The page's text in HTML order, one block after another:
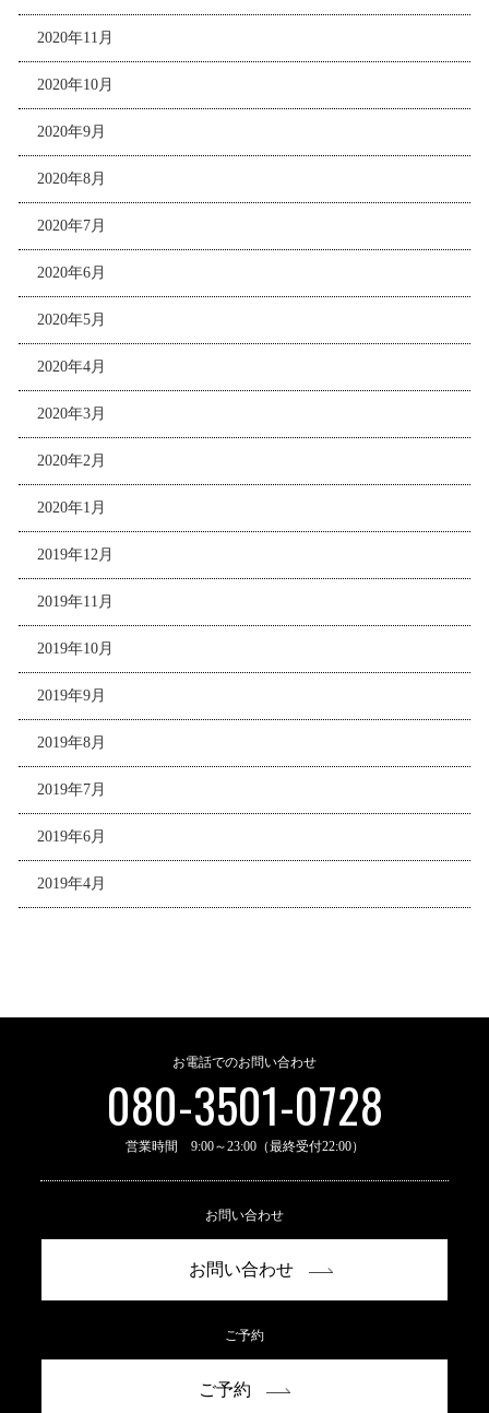
2020年11月
2020年10月
2020年9月
2020年8月
2020年7月
2020年6月
2020年5月
2020年4月
2020年3月
2020年2月
2020年1月
2019年12月
2019年11月
2019年10月
2019年9月
2019年8月
2019年7月
2019年6月
2019年4月
お電話でのお問い合わせ
080-3501-0728
営業時間 9:00～23:00（最終受付22:00）
お問い合わせ
お問い合わせ
ご予約
ご予約